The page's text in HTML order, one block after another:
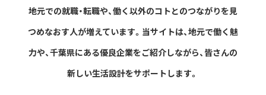
地元での就職・転職や、働く以外のコトとのつながりを見
つめなおす人が増えています。 当サイトは、地元で働く魅
力や、千葉県にある優良企業をご紹介しながら、皆さんの
新しい生活設計をサポートします。